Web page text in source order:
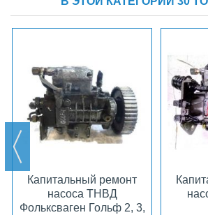
Капитальный ремонт
насоса ТНВД
Фольксваген Гольф 2, 3,